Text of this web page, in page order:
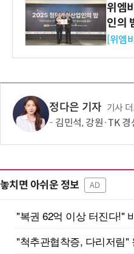
위엠
인의
사장
[위엠
정다은 기자 기사 더
김민석, 강원·TK 경선
놓치면 아쉬운 정보 AD